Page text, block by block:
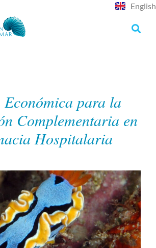
English
Económica para la
Complementaria en
Hospitalaria